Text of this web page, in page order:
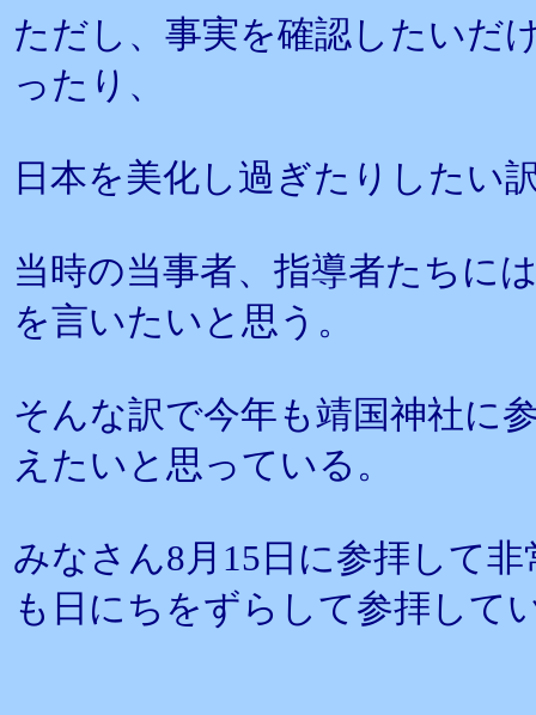
ただし、事実を確認したいだ
ったり、
日本を美化し過ぎたりしたい
当時の当事者、指導者たちに
を言いたいと思う。
そんな訳で今年も靖国神社に
えたいと思っている。
みなさん8月15日に参拝して
も日にちをずらして参拝して